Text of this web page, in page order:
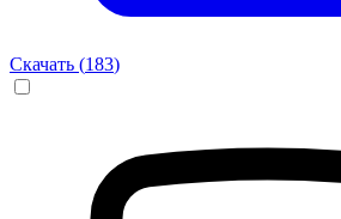
Скачать (183)